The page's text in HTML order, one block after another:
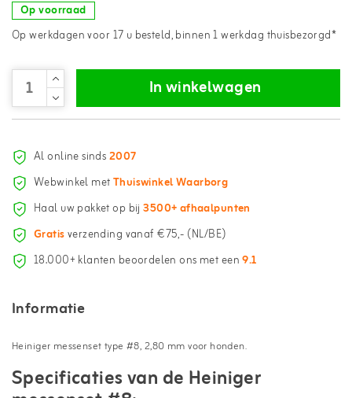
Op voorraad
Op werkdagen voor 17 u besteld, binnen 1 werkdag thuisbezorgd*
In winkelwagen
Al online sinds2007
Webwinkel metThuiswinkel Waarborg
Haal uw pakket op bij3500+ afhaalpunten
Gratisverzending vanaf €75,- (NL/BE)
18.000+ klanten beoordelen ons met een9.1
Informatie
Heiniger messenset type #8, 2,80 mm voor honden.
Specificaties van de Heiniger